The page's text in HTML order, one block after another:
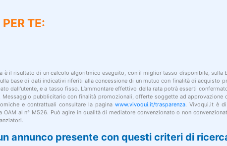
annunco presente con questi criteri di
TE:
è il risultato di un calcolo algoritmico eseguito, con il miglior tasso disponibile, sulla
base di dati indicativi riferiti alla concessione di un mutuo con finalità di acquisto
dall'utente, e a tasso fisso. L’ammontare effettivo della rata potrà esserti
Messaggio pubblicitario con finalità promozionali, offerte soggette ad approvazione
e contrattuali consultare la paginawww.vivoqui.it/trasparenza. Vivoqui.it è
OAM al n° M526. Può agire in qualità di mediatore convenzionato o non